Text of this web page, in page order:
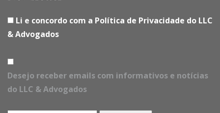
Li e concordo com a Política de Privacidade do LLC
& Advogados
Desejo receber emails com informativos e notícias
do LLC & Advogados